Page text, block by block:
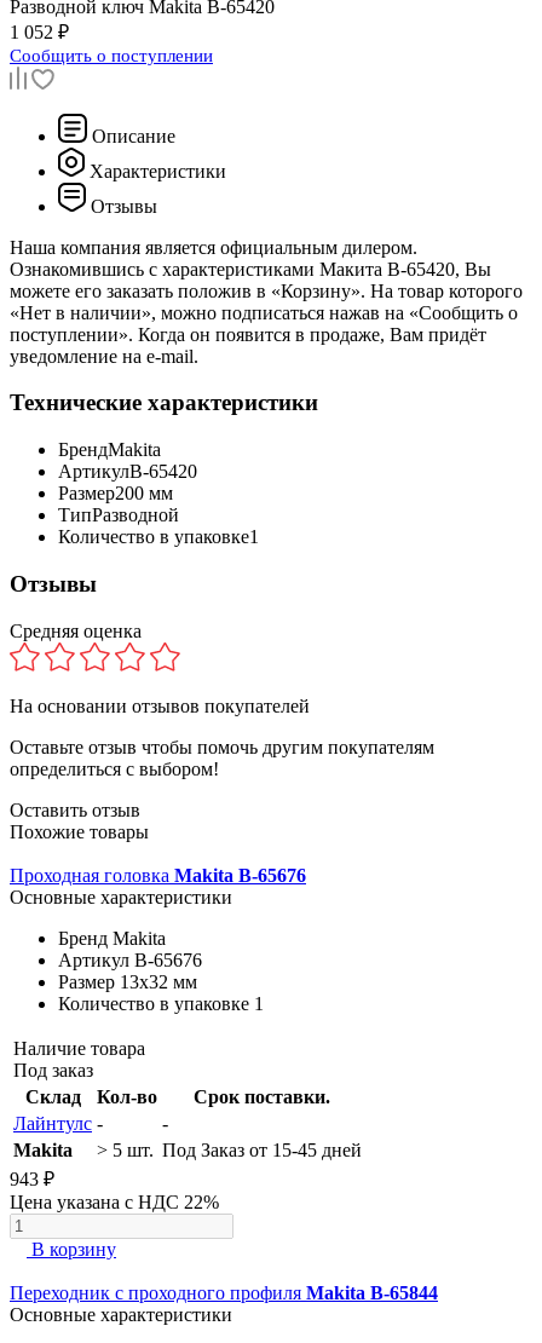
Разводной ключ Makita B-65420
1 052 ₽
Сообщить о поступлении
Описание
Характеристики
Отзывы
Наша компания является официальным дилером.
Ознакомившись с характеристиками Макита B-65420, Вы
можете его заказать положив в «Корзину». На товар которого
«Нет в наличии», можно подписаться нажав на «Сообщить о
поступлении». Когда он появится в продаже, Вам придёт
уведомление на e-mail.
Технические характеристики
БрендMakita
АртикулB-65420
Размер200 мм
ТипРазводной
Количество в упаковке1
Отзывы
Средняя оценка
На основании отзывов покупателей
Оставьте отзыв чтобы помочь другим покупателям
определиться с выбором!
Оставить отзыв
Похожие товары
Проходная головка Makita B-65676
Основные характеристики
Бренд Makita
Артикул B-65676
Размер 13х32 мм
Количество в упаковке 1
Наличие товара
Под заказ
Склад
Кол-во
Срок поставки.
Лайнтулс -
-
Makita
> 5 шт. Под Заказ от 15-45 дней
943 ₽
Цена указана с НДС 22%
В корзину
Переходник с проходного профиля Makita B-65844
Основные характеристики